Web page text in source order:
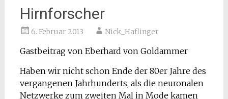
Hirnforscher
6. Februar 2013 Nick_Haflinger
Gastbeitrag von Eberhard von Goldammer
Haben wir nicht schon Ende der 80er Jahre des
vergangenen Jahrhunderts, als die neuronalen
Netzwerke zum zweiten Mal in Mode kamen